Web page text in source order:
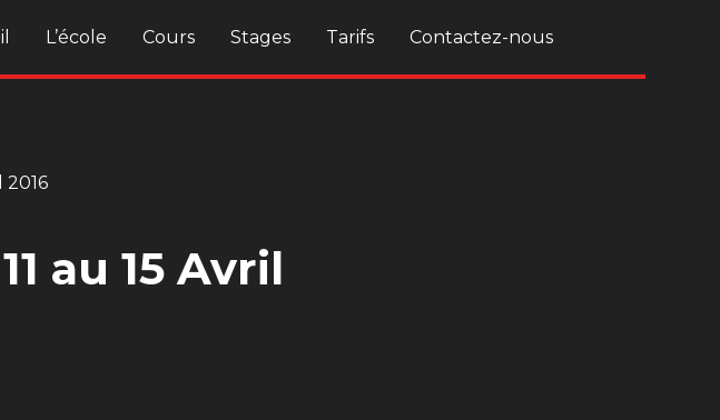
L’école Cours Stages Tarifs Contactez-nous
2016
au 15 Avril